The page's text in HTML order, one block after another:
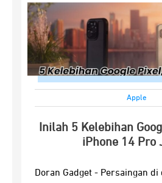
Apple
Inilah 5 Kelebihan
iPhone 14 Pro
Doran Gadget - Persaingan